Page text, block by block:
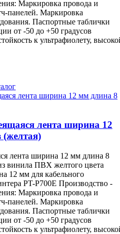
Маркировка провода и
панелей. Маркировка
Паспортные таблички
от -50 до +50 градусов
к ультрафиолету,
лента ширина 12
(желтая)
лента ширина 12 мм длина 8
винила ПВХ желтого цвета
12 мм для кабельного
PT-P700E Производство -
Маркировка провода и
панелей. Маркировка
Паспортные таблички
от -50 до +50 градусов
к ультрафиолету,